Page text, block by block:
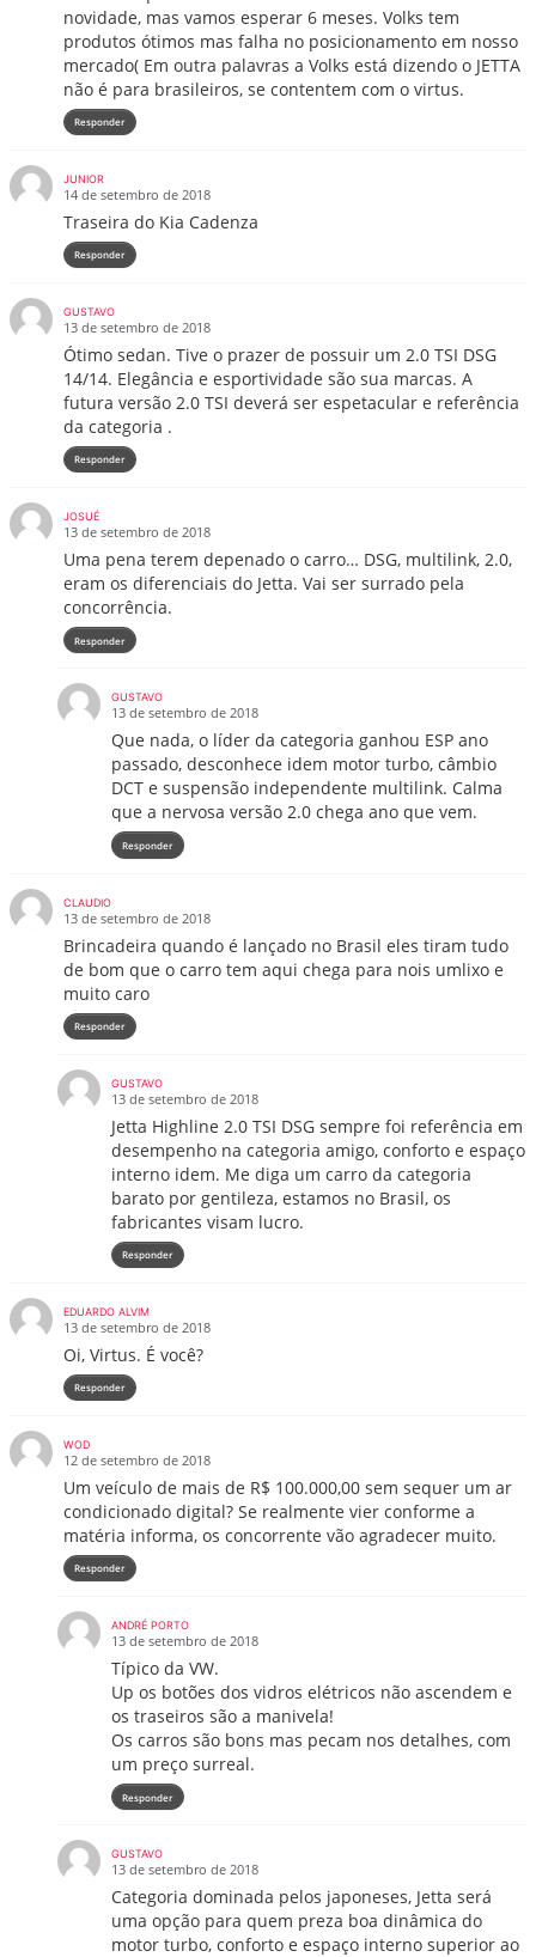
novidade, mas vamos esperar 6 meses. Volks tem
produtos ótimos mas falha no posicionamento em nosso
mercado( Em outra palavras a Volks está dizendo o JETTA
não é para brasileiros, se contentem com o virtus.
Responder
JUNIOR
14 de setembro de 2018
Traseira do Kia Cadenza
Responder
GUSTAVO
13 de setembro de 2018
Ótimo sedan. Tive o prazer de possuir um 2.0 TSI DSG
14/14. Elegância e esportividade são sua marcas. A
futura versão 2.0 TSI deverá ser espetacular e referência
da categoria .
Responder
JOSUÉ
13 de setembro de 2018
Uma pena terem depenado o carro… DSG, multilink, 2.0,
eram os diferenciais do Jetta. Vai ser surrado pela
concorrência.
Responder
GUSTAVO
13 de setembro de 2018
Que nada, o líder da categoria ganhou ESP ano
passado, desconhece idem motor turbo, câmbio
DCT e suspensão independente multilink. Calma
que a nervosa versão 2.0 chega ano que vem.
Responder
CLAUDIO
13 de setembro de 2018
Brincadeira quando é lançado no Brasil eles tiram tudo
de bom que o carro tem aqui chega para nois umlixo e
muito caro
Responder
GUSTAVO
13 de setembro de 2018
Jetta Highline 2.0 TSI DSG sempre foi referência em
desempenho na categoria amigo, conforto e espaço
interno idem. Me diga um carro da categoria
barato por gentileza, estamos no Brasil, os
fabricantes visam lucro.
Responder
EDUARDO ALVIM
13 de setembro de 2018
Oi, Virtus. É você?
Responder
WOD
12 de setembro de 2018
Um veículo de mais de R$ 100.000,00 sem sequer um ar
condicionado digital? Se realmente vier conforme a
matéria informa, os concorrente vão agradecer muito.
Responder
ANDRÉ PORTO
13 de setembro de 2018
Típico da VW.
Up os botões dos vidros elétricos não ascendem e
os traseiros são a manivela!
Os carros são bons mas pecam nos detalhes, com
um preço surreal.
Responder
GUSTAVO
13 de setembro de 2018
Categoria dominada pelos japoneses, Jetta será
uma opção para quem preza boa dinâmica do
motor turbo, conforto e espaço interno superior ao